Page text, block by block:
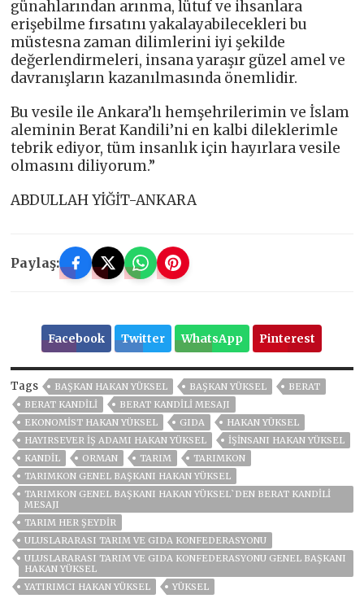
günahlarından arınma, lütuf ve ihsanlara
erişebilme fırsatını yakalayabilecekleri bu
müstesna zaman dilimlerini iyi şekilde
değerlendirmeleri, insana yaraşır güzel amel ve
davranışların kazanılmasında önemlidir.
Bu vesile ile Ankara’lı hemşehrilerimin ve İslam
aleminin Berat Kandili’ni en kalbi dileklerimle
tebrik ediyor, tüm insanlık için hayırlara vesile
olmasını diliyorum.”
ABDULLAH YİĞİT-ANKARA
Paylaş:
Facebook Twitter WhatsApp Pinterest
Tags BAŞKAN HAKAN YÜKSEL BAŞKAN YÜKSEL
BERAT
BERAT KANDILI
BERAT KANDİLİ MESAJI
EKONOMIST HAKAN YÜKSEL
GIDA
HAKAN YÜKSEL
HAYIRSEVER IŞ ADAMI HAKAN YÜKSEL
IŞINSANI HAKAN YÜKSEL
KANDIL
ORMAN TARIM
TARIMKON
TARIMKON GENEL BAŞKANI HAKAN YÜKSEL
TARIMKON GENEL BAŞKANI HAKAN YÜKSEL`DEN BERAT KANDİLİ
MESAJI
TARIM HER ŞEYDIR
ULUSLARARASI TARIM VE GIDA KONFEDERASYONU
ULUSLARARASI TARIM VE GIDA KONFEDERASYONU GENEL BAŞKANI
HAKAN YÜKSEL
YATIRIMCI HAKAN YÜKSEL
YÜKSEL